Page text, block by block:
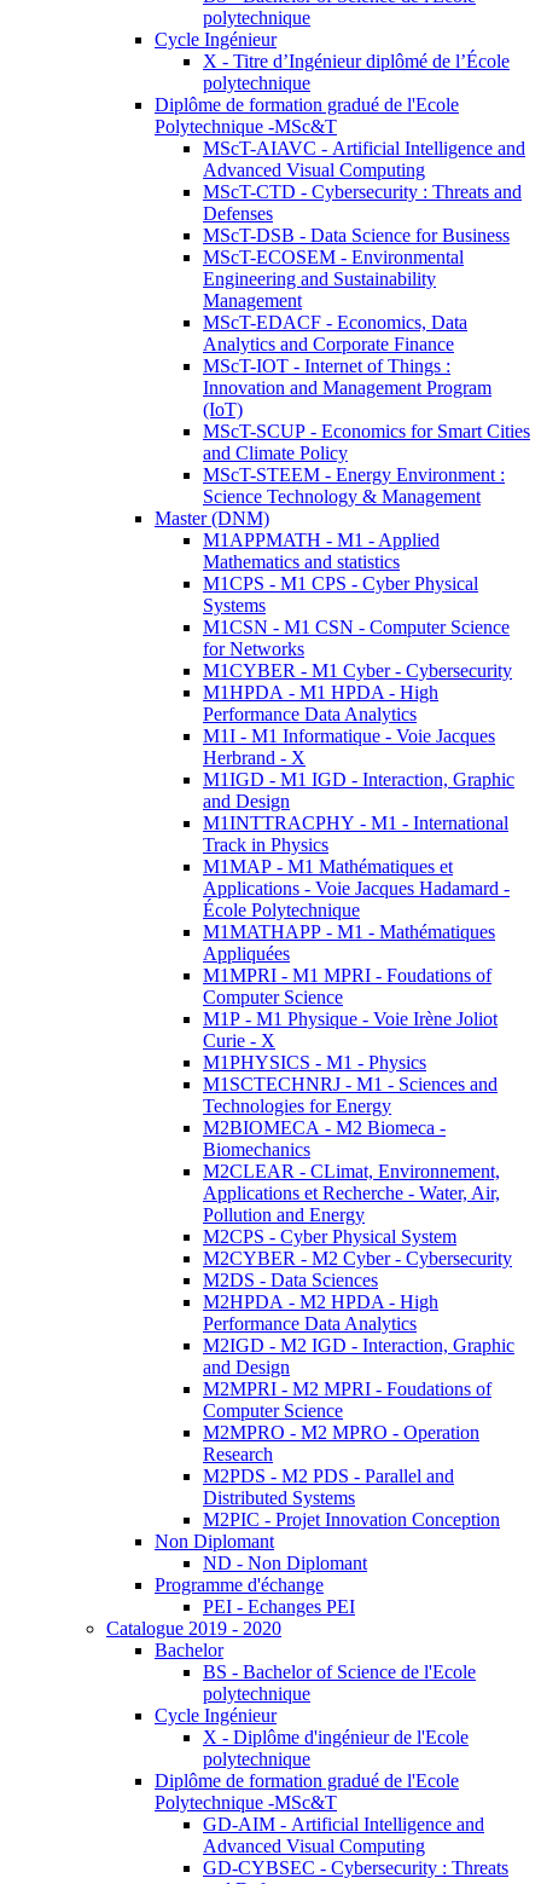
polytechnique
Cycle Ingénieur
X - Titre d’Ingénieur diplômé de l’École
polytechnique
Diplôme de formation gradué de l'Ecole
Polytechnique -MSc&T
MScT-AIAVC - Artificial Intelligence and
Advanced Visual Computing
MScT-CTD - Cybersecurity : Threats and
Defenses
MScT-DSB - Data Science for Business
MScT-ECOSEM - Environmental
Engineering and Sustainability
Management
MScT-EDACF - Economics, Data
Analytics and Corporate Finance
MScT-IOT - Internet of Things :
Innovation and Management Program
(IoT)
MScT-SCUP - Economics for Smart Cities
and Climate Policy
MScT-STEEM - Energy Environment :
Science Technology & Management
Master (DNM)
M1APPMATH - M1 - Applied
Mathematics and statistics
M1CPS - M1 CPS - Cyber Physical
Systems
M1CSN - M1 CSN - Computer Science
for Networks
M1CYBER - M1 Cyber - Cybersecurity
M1HPDA - M1 HPDA - High
Performance Data Analytics
M1I - M1 Informatique - Voie Jacques
Herbrand - X
M1IGD - M1 IGD - Interaction, Graphic
and Design
M1INTTRACPHY - M1 - International
Track in Physics
M1MAP - M1 Mathématiques et
Applications - Voie Jacques Hadamard -
École Polytechnique
M1MATHAPP - M1 - Mathématiques
Appliquées
M1MPRI - M1 MPRI - Foudations of
Computer Science
M1P - M1 Physique - Voie Irène Joliot
Curie - X
M1PHYSICS - M1 - Physics
M1SCTECHNRJ - M1 - Sciences and
Technologies for Energy
M2BIOMECA - M2 Biomeca -
Biomechanics
M2CLEAR - CLimat, Environnement,
Applications et Recherche - Water, Air,
Pollution and Energy
M2CPS - Cyber Physical System
M2CYBER - M2 Cyber - Cybersecurity
M2DS - Data Sciences
M2HPDA - M2 HPDA - High
Performance Data Analytics
M2IGD - M2 IGD - Interaction, Graphic
and Design
M2MPRI - M2 MPRI - Foudations of
Computer Science
M2MPRO - M2 MPRO - Operation
Research
M2PDS - M2 PDS - Parallel and
Distributed Systems
M2PIC - Projet Innovation Conception
Non Diplomant
ND - Non Diplomant
Programme d'échange
PEI - Echanges PEI
Catalogue 2019 - 2020
Bachelor
BS - Bachelor of Science de l'Ecole
polytechnique
Cycle Ingénieur
X - Diplôme d'ingénieur de l'Ecole
polytechnique
Diplôme de formation gradué de l'Ecole
Polytechnique -MSc&T
GD-AIM - Artificial Intelligence and
Advanced Visual Computing
GD-CYBSEC - Cybersecurity : Threats